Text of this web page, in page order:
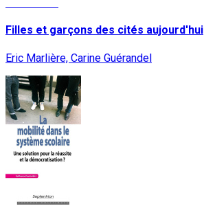
Filles et garçons des cités aujourd'hui
Eric Marlière, Carine Guérandel